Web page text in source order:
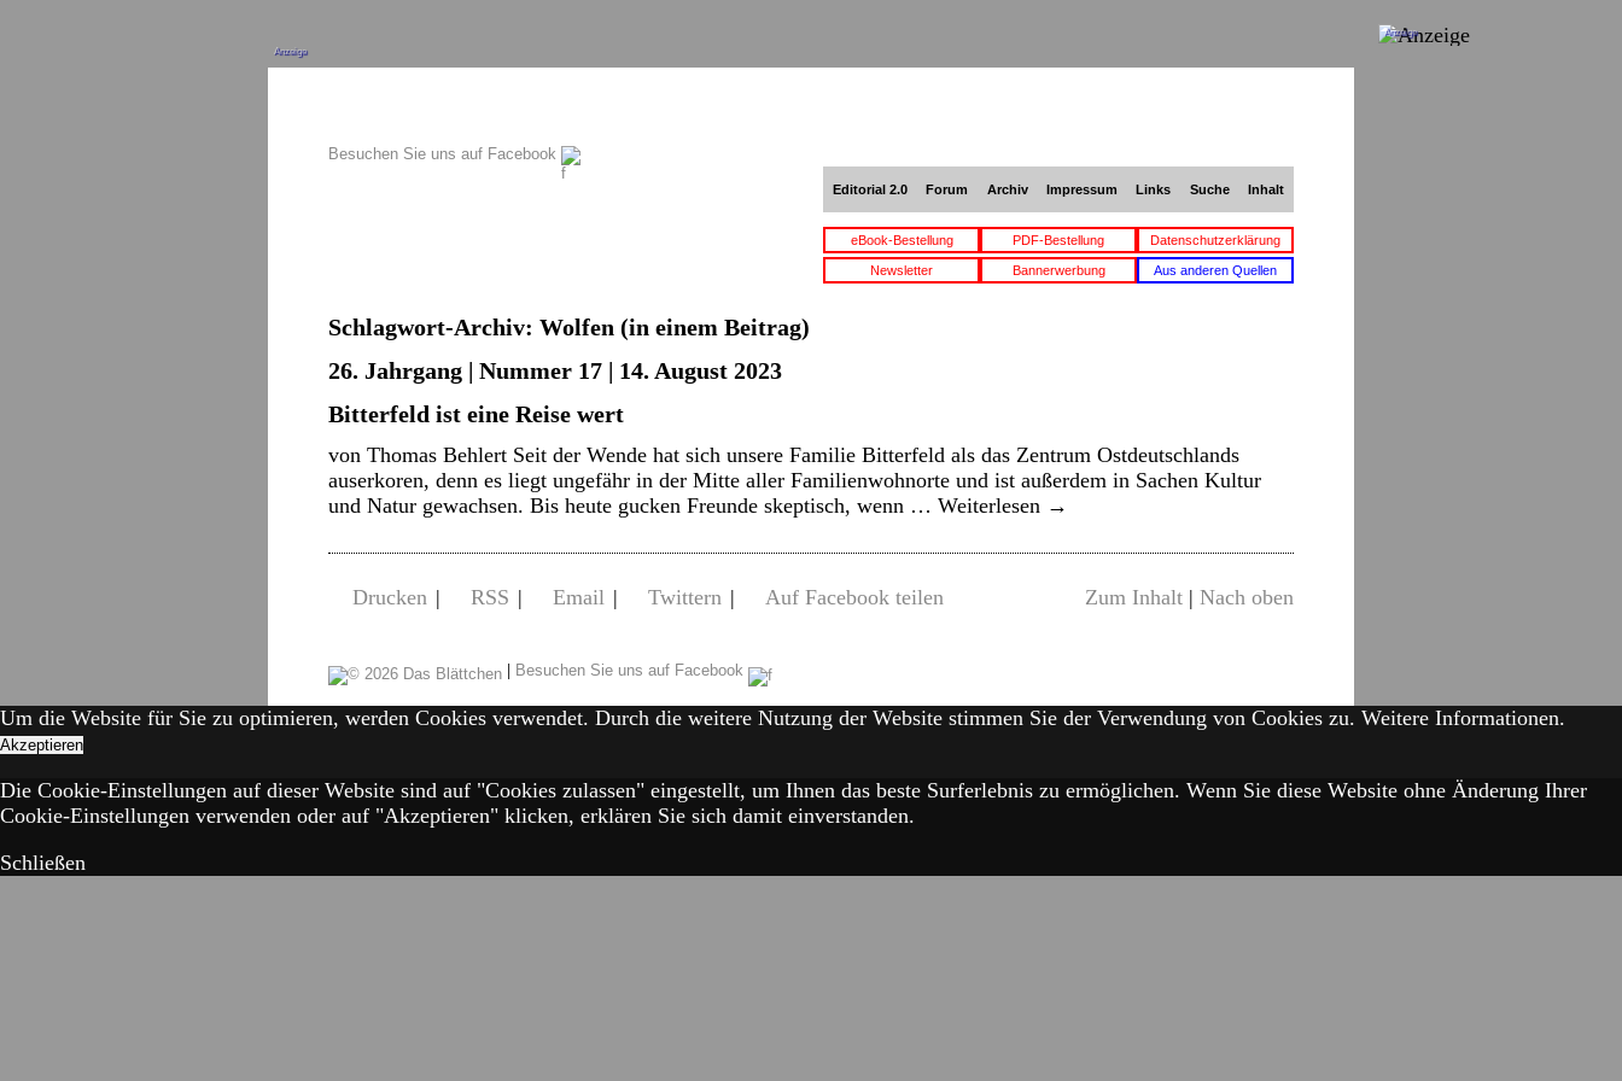
Anzeige
Besuchen Sie uns auf Facebook
Editorial 2.0 Forum Archiv Impressum Links Suche Inhalt
eBook-Bestellung PDF-Bestellung Datenschutzerklärung
Newsletter Bannerwerbung Aus anderen Quellen
Schlagwort-Archiv: Wolfen (in einem Beitrag)
26. Jahrgang | Nummer 17 | 14. August 2023
Bitterfeld ist eine Reise wert
von Thomas Behlert Seit der Wende hat sich unsere Familie Bitterfeld als das Zentrum Ostdeutschlands
auserkoren, denn es liegt ungefähr in der Mitte aller Familienwohnorte und ist außerdem in Sachen Kultur
und Natur gewachsen. Bis heute gucken Freunde skeptisch, wenn … Weiterlesen →
Drucken | RSS | Email | Twittern | Auf Facebook teilen Zum Inhalt | Nach oben
| Besuchen Sie uns auf Facebook
Anzeige
Um die Website für Sie zu optimieren, werden Cookies verwendet. Durch die weitere Nutzung der Website stimmen Sie der Verwendung von Cookies zu. Weitere Informationen.
Akzeptieren
Die Cookie-Einstellungen auf dieser Website sind auf "Cookies zulassen" eingestellt, um Ihnen das beste Surferlebnis zu ermöglichen. Wenn Sie diese Website ohne Änderung Ihrer
Cookie-Einstellungen verwenden oder auf "Akzeptieren" klicken, erklären Sie sich damit einverstanden.
Schließen